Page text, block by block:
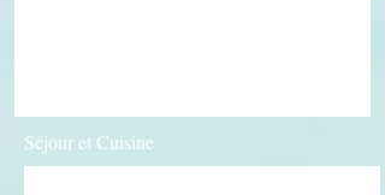
Séjour et Cuisine